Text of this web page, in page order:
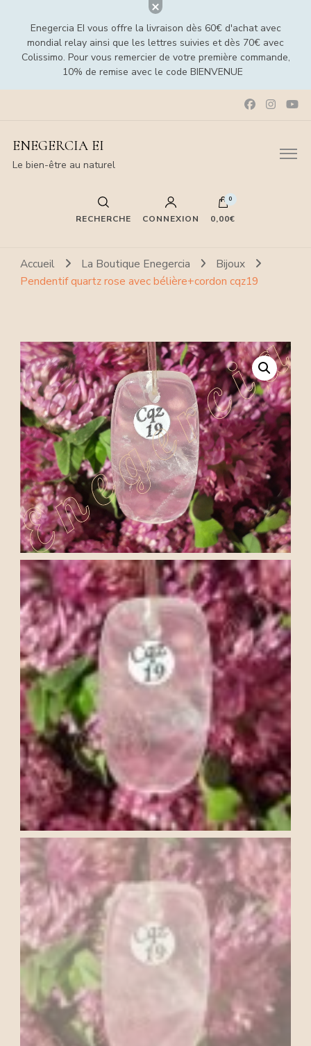
Enegercia EI vous offre la livraison dès 60€ d'achat avec
mondial relay ainsi que les lettres suivies et dès 70€ avec
Colissimo. Pour vous remercier de votre première commande,
10% de remise avec le code BIENVENUE
ENEGERCIA EI
Le bien-être au naturel
RECHERCHE CONNEXION
0
0,00€
Accueil La Boutique Enegercia
Bijoux
Pendentif quartz rose avec bélière+cordon cqz19